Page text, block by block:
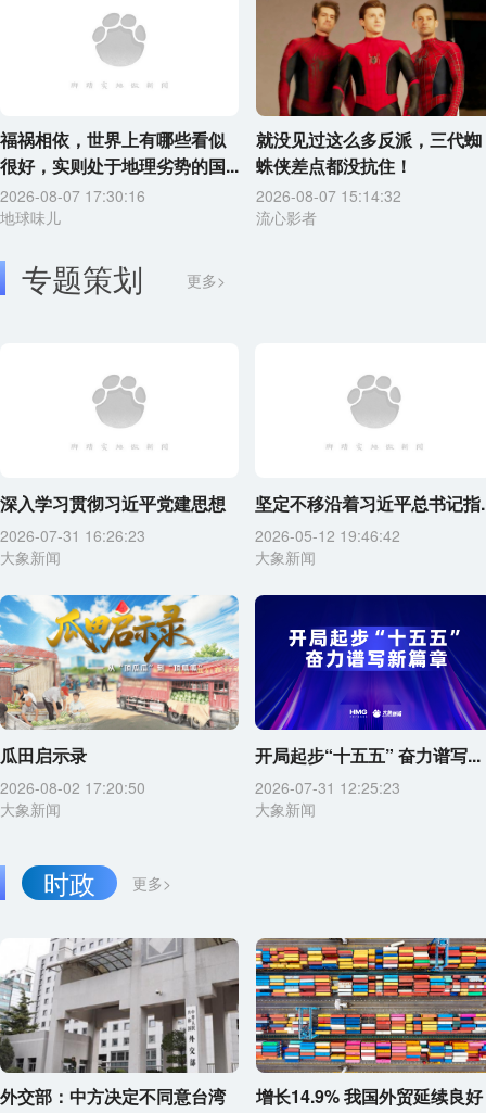
福祸相依，世界上有哪些看似
很好，实则处于地理劣势的国...
2026-08-07 17:30:16
地球味儿
就没见过这么多反派，三代蜘
蛛侠差点都没抗住！
2026-08-07 15:14:32
流心影者
专题策划 更多>
深入学习贯彻习近平党建思想
2026-07-31 16:26:23
大象新闻
坚定不移沿着习近平总书记指
2026-05-12 19:46:42
大象新闻
瓜田启示录
2026-08-02 17:20:50
大象新闻
开局起步“十五五” 奋力谱写...
2026-07-31 12:25:23
大象新闻
更多>
时政
外交部：中方决定不同意台湾
增长14.9% 我国外贸延续良好